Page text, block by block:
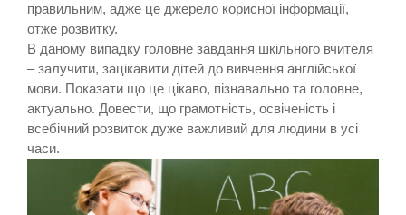
правильним, адже це джерело корисної інформації,
отже розвитку.
В даному випадку головне завдання шкільного вчителя
– залучити, зацікавити дітей до вивчення англійської
мови. Показати що це цікаво, пізнавально та головне,
актуально. Довести, що грамотність, освіченість і
всебічний розвиток дуже важливий для людини в усі
часи.